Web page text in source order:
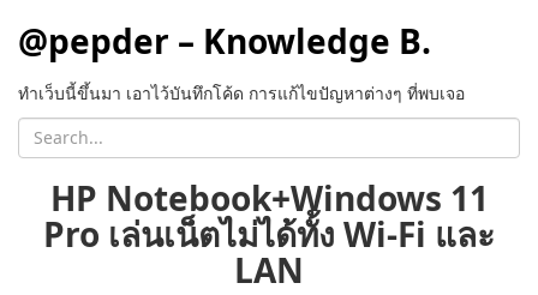
@pepder – Knowledge B.
ทำเว็บนี้ขึ้นมา เอาไว้บันทึกโค้ด การแก้ไขปัญหาต่างๆ ที่พบเจอ
HP Notebook+Windows 11
Pro เล่นเน็ตไม่ได้ทั้ง Wi-Fi และ
LAN